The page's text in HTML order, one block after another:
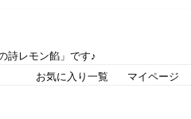
詩レモン餡」です♪
お気に入り一覧
マイページ